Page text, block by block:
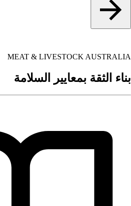
MEAT & LIVESTOCK AUSTRALIA
بناء الثقة بمعايير السلامة